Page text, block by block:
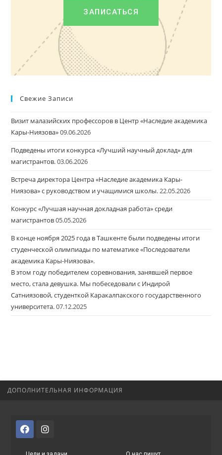
ЗАПИСАТЬСЯ
Свежие Записи
Визит малазийских профессоров в Центр «Наследие академика
Кары-Ниязова»09.06.2026
Подведены итоги конкурса «Лучший научный доклад» для
магистрантов.03.06.2026
Встреча директора Центра «Наследие академика Кары-
Ниязова» с руководством и учащимися школы.22.05.2026
Конкурс «Лучшая научная докладная работа» среди
магистрантов05.05.2026
В конце ноября 2025 года в Ташкенте были подведены итоги
студенческой олимпиады по математике «Последователи
академика Кары-Ниязова».
В этом году победителем соревнования, занявшей первое
место, стала девушка. Мы побеседовали с Индирой
Сатниязовой, студенткой Каракалпакского государственного
университета.07.12.2025
ДОПОЛНИТЕЛЬНАЯ ИНФОРМАЦИЯ